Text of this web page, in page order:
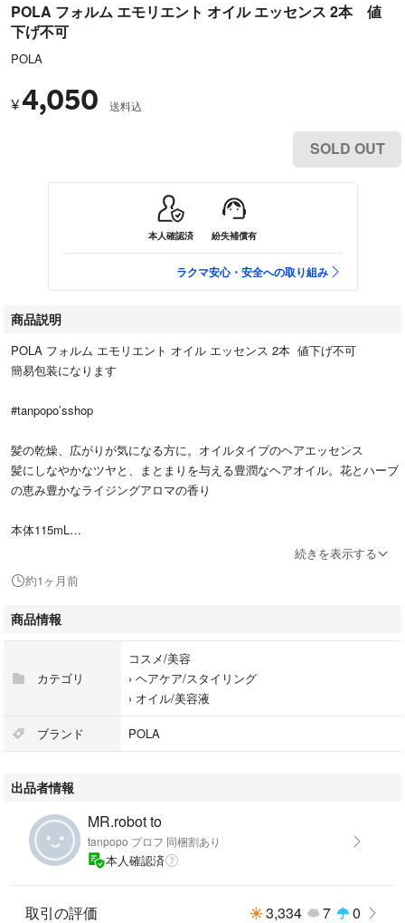
POLA フォルム エモリエント オイル エッセンス 2本 値
下げ不可
POLA
¥4,050 送料込
SOLD OUT
本人確認済 紛失補償有
ラクマ安心・安全への取り組み
商品説明
POLA フォルム エモリエント オイル エッセンス 2本 値下げ不可
簡易包装になります
#tanpopo’sshop
髪の乾燥、広がりが気になる方に。オイルタイプのヘアエッセンス
髪にしなやかなツヤと、まとまりを与える豊潤なヘアオイル。花とハーブ
の恵み豊かなライジングアロマの香り
本体115mL
定価:2420円ポーラ FORM (フォルム) エモリエント オイル エッセンス ヘ
ブランド：ー
続きを表示する
約1ヶ月前
商品情報
カテゴリ
コスメ/美容
› ヘアケア/スタイリング
› オイル/美容液
ブランド POLA
出品者情報
MR.robot to
tanpopo プロフ 同梱割あり
本人確認済
取引の評価 3,334 7 0